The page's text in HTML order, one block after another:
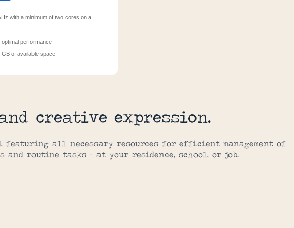
with a minimum of two cores on a
performance
GB of available space
creative expression.
all necessary resources for efficient management of
and routine tasks – at your residence, school, or job.